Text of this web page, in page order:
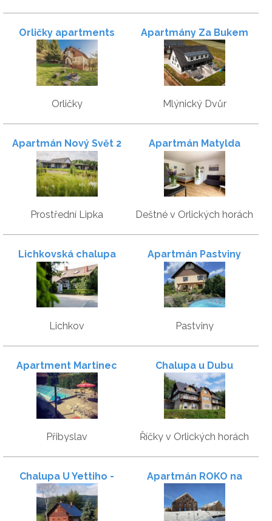
Orličky apartments
Orličky
Apartmány Za Bukem
Mlýnický Dvůr
Apartmán Nový Svět 2
Prostřední Lipka
Apartmán Matylda
Deštné v Orlických horách
Lichkovská chalupa
Lichkov
Apartmán Pastviny
Pastviny
Apartment Martinec
Přibyslav
Chalupa u Dubu
Říčky v Orlických horách
Chalupa U Yettiho -
Kunštát
Apartmán ROKO na
sjezdovce